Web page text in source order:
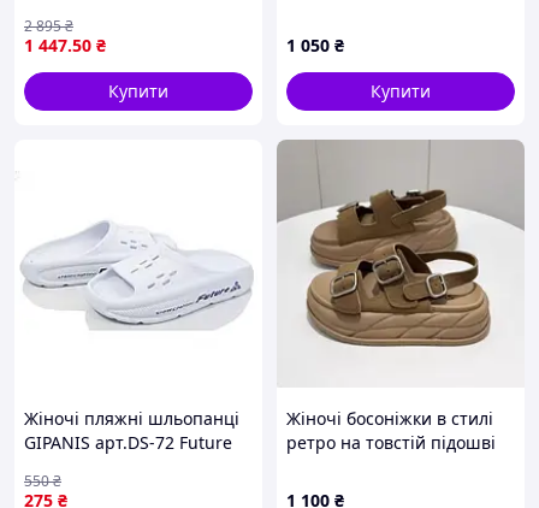
1 447.50 ₴
2 895₴
Купити
1 050 ₴
Купити
Жіночі пляжні шльопанці
GIPANIS арт.DS-72 Future
прогулянок на пляжі
275 ₴
550₴
Жіночі босоніжки в стилі
ретро на товстій підошві
1 100 ₴